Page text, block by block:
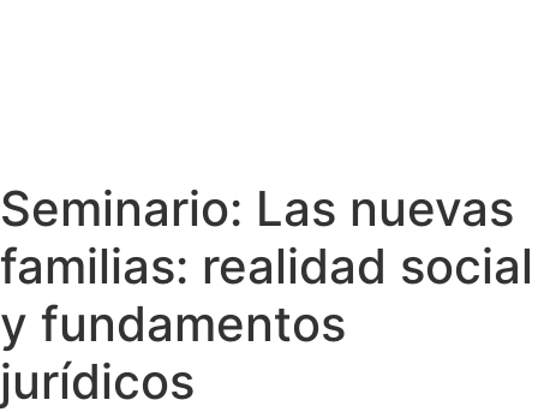
Seminario: Las nuevas
familias: realidad social
y fundamentos
jurídicos